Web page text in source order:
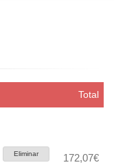
Total
Eliminar 172,07€